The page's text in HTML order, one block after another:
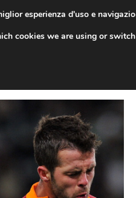
esperienza d'uso e
cookies we are using or